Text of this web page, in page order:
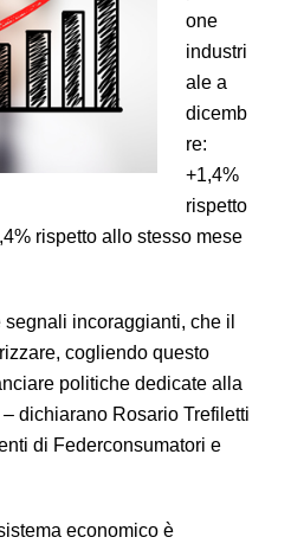
one
industri
ale a
dicemb
re:
+1,4%
rispetto
rispetto allo stesso mese
incoraggianti, che il
cogliendo questo
politiche dedicate alla
dichiarano Rosario Trefiletti
di Federconsumatori e
economico è